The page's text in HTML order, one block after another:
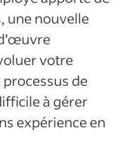
une nouvelle
votre
de
à gérer
expérience en